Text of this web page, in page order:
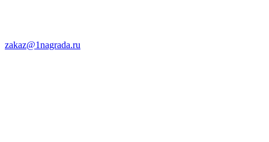
zakaz@1nagrada.ru